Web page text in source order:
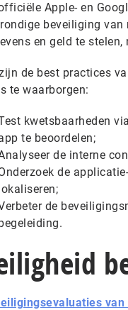
Apple- en
beveiliging van
en geld te
de best practices
te waarborgen:
kwetsbaarheden
te beoordelen;
de interne
de
de
van